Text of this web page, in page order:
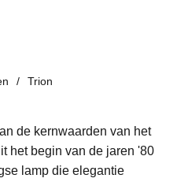
Trion
de kernwaarden van het
het begin van de jaren '80
lamp die elegantie